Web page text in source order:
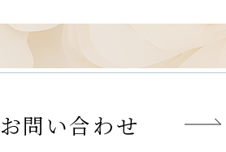
問い合わせ